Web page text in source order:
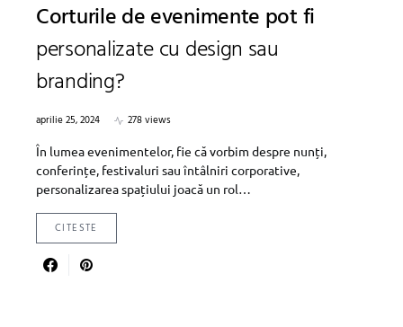
Corturile de evenimente pot fi
personalizate cu design sau
branding?
aprilie 25, 2024
278 views
În lumea evenimentelor, fie că vorbim despre nunți,
conferințe, festivaluri sau întâlniri corporative,
personalizarea spațiului joacă un rol…
CITESTE